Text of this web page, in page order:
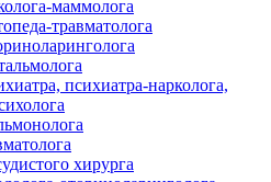
маммолога
травматолога
психиатра-нарколога,
хирурга